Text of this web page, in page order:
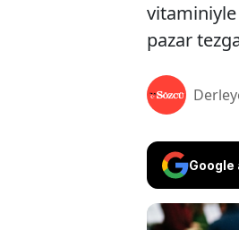
vitaminiyle
pazar
Google